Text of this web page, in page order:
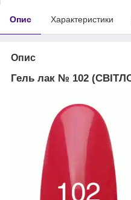
Опис Характеристики
Опис
Гель лак № 102